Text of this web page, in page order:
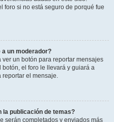
foro si no está seguro de porqué fue
un moderador?
un botón para reportar mensajes
el foro le llevará y guiará a
reportar el mensaje.
la publicación de temas?
serán completados y enviados más